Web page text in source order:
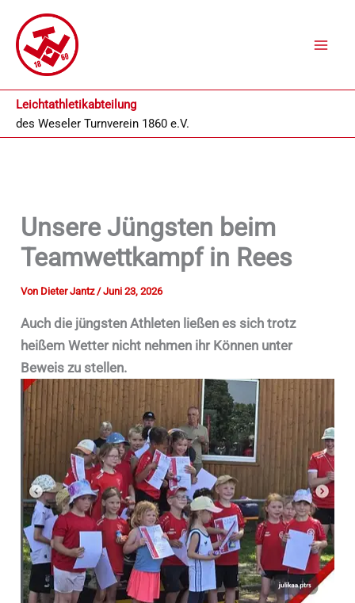
Inhalt
springen
Leichtathletikabteilung
des Weseler Turnverein 1860 e.V.
Unsere Jüngsten beim
Teamwettkampf in Rees
Von Dieter Jantz /Juni 23, 2026
Auch die jüngsten Athleten ließen es sich trotz
heißem Wetter nicht nehmen ihr Können unter
Beweis zu stellen.